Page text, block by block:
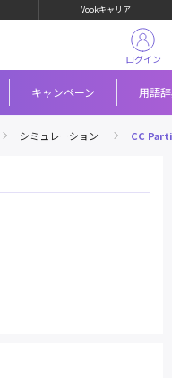
Vookキャリア
キャンペーン 用語
ログイン
シミュレーション CC